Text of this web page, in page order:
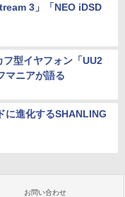
3」「NEO iDSD
型イヤフォン「UU2
マニアが語る
に進化するSHANLING
お問い合わせ